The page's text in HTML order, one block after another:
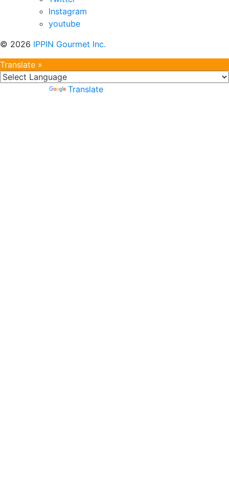
Instagram
youtube
© 2026 IPPIN Gourmet Inc.
Translate »
Translate